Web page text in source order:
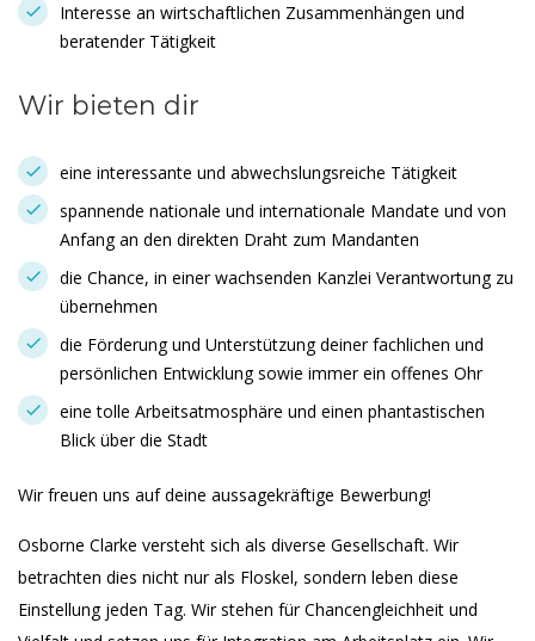
Interesse an wirtschaftlichen Zusammenhängen und
beratender Tätigkeit
Wir bieten dir
eine interessante und abwechslungsreiche Tätigkeit
spannende nationale und internationale Mandate und von
Anfang an den direkten Draht zum Mandanten
die Chance, in einer wachsenden Kanzlei Verantwortung zu
übernehmen
die Förderung und Unterstützung deiner fachlichen und
persönlichen Entwicklung sowie immer ein offenes Ohr
eine tolle Arbeitsatmosphäre und einen phantastischen
Blick über die Stadt
Wir freuen uns auf deine aussagekräftige Bewerbung!
Osborne Clarke versteht sich als diverse Gesellschaft. Wir
betrachten dies nicht nur als Floskel, sondern leben diese
Einstellung jeden Tag. Wir stehen für Chancengleichheit und